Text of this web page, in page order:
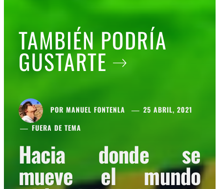
TAMBIÉN PODRÍA
GUSTARTE
POR MANUEL FONTENLA
25 ABRIL, 2021
FUERA DE TEMA
Hacia donde se
mueve el mundo